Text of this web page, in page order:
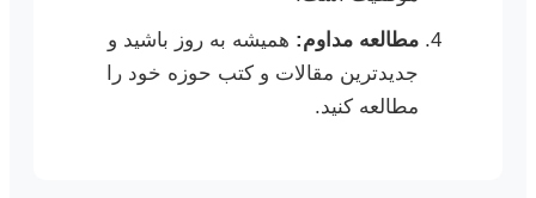
مطالعه مداوم: همیشه به روز باشید و
جدیدترین مقالات و کتب حوزه خود را
مطالعه کنید.